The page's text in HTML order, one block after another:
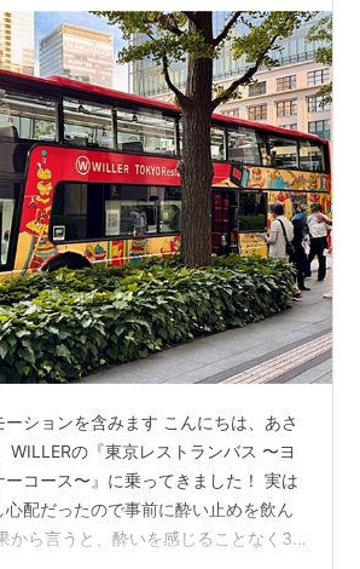
ションを含みます こんにちは、あさ
WILLERの『東京レストランバス 〜ヨ
ーコース〜』に乗ってきました！ 実は
配だったので事前に酔い止めを飲ん
から言うと、酔いを感じることなく3